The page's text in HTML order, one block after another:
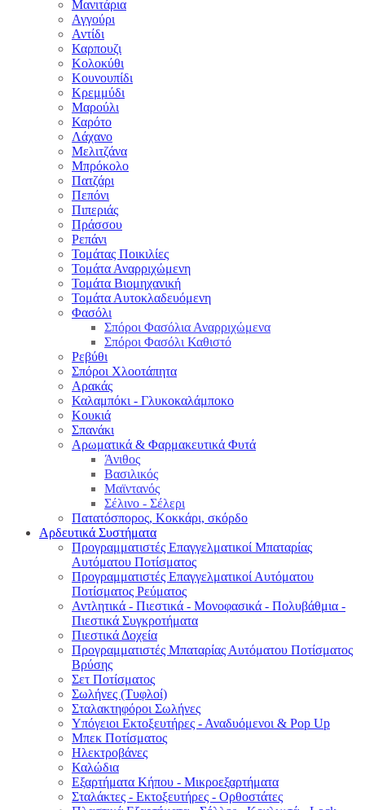
Μανιτάρια
Αγγούρι
Αντίδι
Καρπουζι
Κολοκύθι
Κουνουπίδι
Κρεμμύδι
Μαρούλι
Καρότο
Λάχανο
Μελιτζάνα
Μπρόκολο
Πατζάρι
Πεπόνι
Πιπεριάς
Πράσσου
Ρεπάνι
Τομάτας Ποικιλίες
Τομάτα Αναρριχώμενη
Τομάτα Βιομηχανική
Τομάτα Αυτοκλαδευόμενη
Φασόλι
Σπόροι Φασόλια Αναρριχώμενα
Σπόροι Φασόλι Καθιστό
Ρεβύθι
Σπόροι Χλοοτάπητα
Αρακάς
Καλαμπόκι - Γλυκοκαλάμποκο
Κουκιά
Σπανάκι
Αρωματικά & Φαρμακευτικά Φυτά
Άνιθος
Βασιλικός
Μαϊντανός
Σέλινο - Σέλερι
Πατατόσπορος, Κοκκάρι, σκόρδο
Αρδευτικά Συστήματα
Προγραμματιστές Επαγγελματικοί Μπαταρίας
Αυτόματου Ποτίσματος
Προγραμματιστές Επαγγελματικοί Αυτόματου
Ποτίσματος Ρεύματος
Αντλητικά - Πιεστικά - Μονοφασικά - Πολυβάθμια -
Πιεστικά Συγκροτήματα
Πιεστικά Δοχεία
Προγραμματιστές Μπαταρίας Αυτόματου Ποτίσματος
Βρύσης
Σετ Ποτίσματος
Σωλήνες (Τυφλοί)
Σταλακτηφόροι Σωλήνες
Υπόγειοι Εκτοξευτήρες - Αναδυόμενοι & Pop Up
Μπεκ Ποτίσματος
Ηλεκτροβάνες
Καλώδια
Εξαρτήματα Κήπου - Μικροεξαρτήματα
Σταλάκτες - Εκτοξευτήρες - Ορθοστάτες